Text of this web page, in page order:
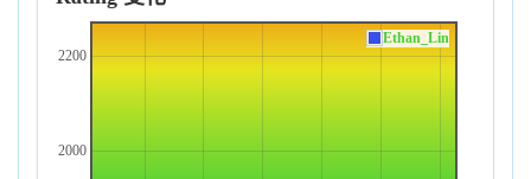
2000
2200
Ethan_Lin